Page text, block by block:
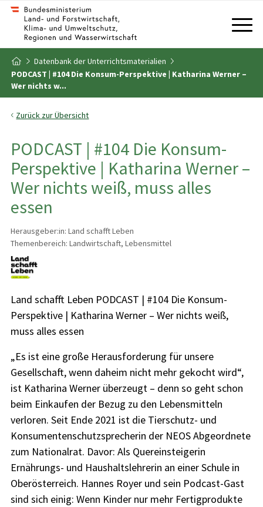
Zum Inhalt
Zum Inhaltsverzeichnis
Zur Startseite
Datenbank der Unterrichtsmaterialien
PODCAST | #104 Die Konsum-Perspektive | Katharina Werner –
Wer nichts w...
Zurück zur Übersicht
PODCAST | #104 Die Konsum-
Perspektive | Katharina Werner –
Wer nichts weiß, muss alles
essen
Herausgeber:in: Land schafft Leben
Themenbereich: Landwirtschaft, Lebensmittel
Land schafft Leben PODCAST | #104 Die Konsum-
Perspektive | Katharina Werner – Wer nichts weiß,
muss alles essen
„Es ist eine große Herausforderung für unsere
Gesellschaft, wenn daheim nicht mehr gekocht wird“,
ist Katharina Werner überzeugt – denn so geht schon
beim Einkaufen der Bezug zu den Lebensmitteln
verloren. Seit Ende 2021 ist die Tierschutz- und
Konsumentenschutzsprecherin der NEOS Abgeordnete
zum Nationalrat. Davor: Als Quereinsteigerin
Ernährungs- und Haushaltslehrerin an einer Schule in
Oberösterreich. Hannes Royer und sein Podcast-Gast
sind sich einig: Wenn Kinder nur mehr Fertigprodukte